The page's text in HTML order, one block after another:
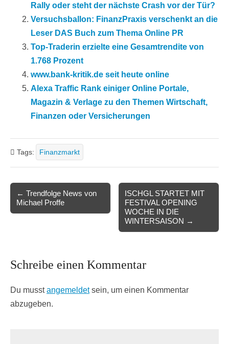
Rally oder steht der nächste Crash vor der Tür?
Versuchsballon: FinanzPraxis verschenkt an die
Leser DAS Buch zum Thema Online PR
Top-Traderin erzielte eine Gesamtrendite von
1.768 Prozent
www.bank-kritik.de seit heute online
Alexa Traffic Rank einiger Online Portale,
Magazin & Verlage zu den Themen Wirtschaft,
Finanzen oder Versicherungen
Tags: Finanzmarkt
Post
navigation
← Trendfolge News von
Michael Proffe
ISCHGL STARTET MIT
FESTIVAL OPENING
WOCHE IN DIE
WINTERSAISON →
Schreibe einen Kommentar
Du musstangemeldetsein, um einen Kommentar
abzugeben.